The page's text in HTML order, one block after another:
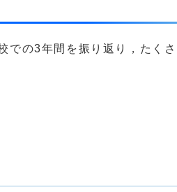
の3年間を振り返り，たく